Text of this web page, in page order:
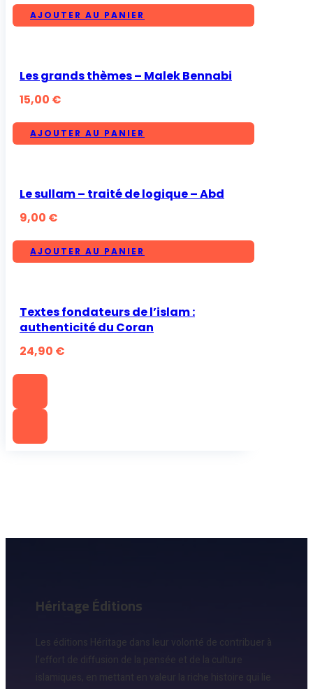
AJOUTER AU PANIER
Les grands thèmes – Malek Bennabi
15,00 €
AJOUTER AU PANIER
Le sullam – traité de logique – Abd
9,00 €
AJOUTER AU PANIER
Textes fondateurs de l’islam :
authenticité du Coran
24,90 €
Héritage Éditions
Les éditions Héritage dans leur volonté de contribuer à
l’effort de diffusion de la pensée et de la culture
islamiques, en mettant en valeur la riche histoire qui lie